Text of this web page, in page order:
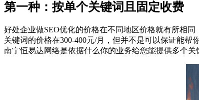
第一种：按单个关键词且固定收费
好处企业做SEO优化的价格在不同地区价格就有所相
关键词的价格在300-400元/月，但并不是可以保证能
南宁恒易达网络是依据什么你的业务给您能提供多个